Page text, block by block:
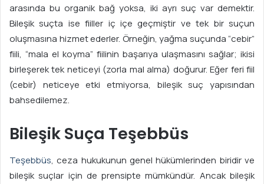
arasında bu organik bağ yoksa, iki ayrı suç var demektir.
Bileşik suçta ise fiiller iç içe geçmiştir ve tek bir suçun
oluşmasına hizmet ederler. Örneğin, yağma suçunda “cebir”
fiili, “mala el koyma” fiilinin başarıya ulaşmasını sağlar; ikisi
birleşerek tek neticeyi (zorla mal alma) doğurur. Eğer feri fiil
(cebir) neticeye etki etmiyorsa, bileşik suç yapısından
bahsedilemez.
Bileşik Suça Teşebbüs
Teşebbüs, ceza hukukunun genel hükümlerinden biridir ve
bileşik suçlar için de prensipte mümkündür. Ancak bileşik